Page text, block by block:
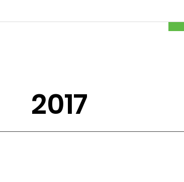
2017